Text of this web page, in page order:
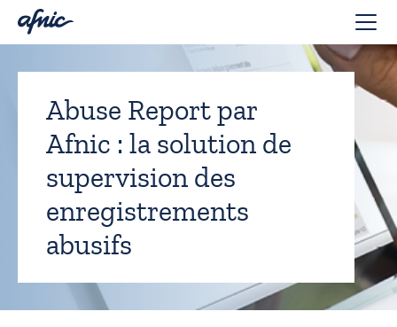
Abuse Report par
Afnic : la solution de
supervision des
enregistrements
abusifs
Panneau de gestion des cookies